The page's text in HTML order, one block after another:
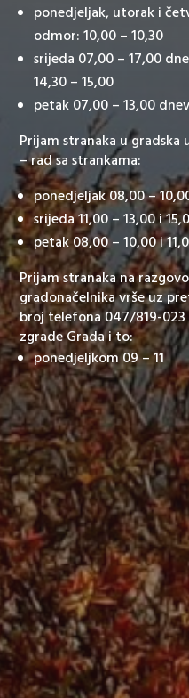
ponedjeljak, utorak i
odmor: 10,00 – 10,30
srijeda 07,00 – 17,00
14,30 – 15,00
petak 07,00 – 13,00
Prijam stranaka u gradska
– rad sa strankama:
ponedjeljak 08,00 –
srijeda 11,00 – 13,00 i
petak 08,00 – 10,00 i
Prijam stranaka na
gradonačelnika vrše uz
broj telefona 047/819-
zgrade Grada i to:
ponedjeljkom 09 – 11